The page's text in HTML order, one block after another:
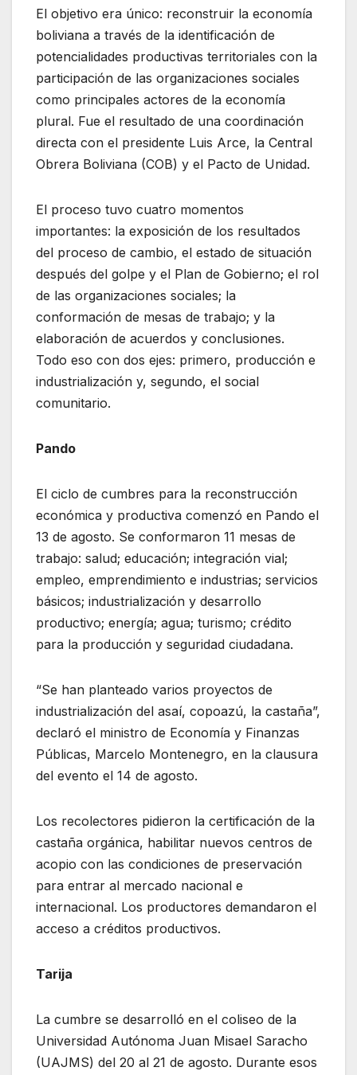
El objetivo era único: reconstruir la economía
boliviana a través de la identificación de
potencialidades productivas territoriales con la
participación de las organizaciones sociales
como principales actores de la economía
plural. Fue el resultado de una coordinación
directa con el presidente Luis Arce, la Central
Obrera Boliviana (COB) y el Pacto de Unidad.
El proceso tuvo cuatro momentos
importantes: la exposición de los resultados
del proceso de cambio, el estado de situación
después del golpe y el Plan de Gobierno; el rol
de las organizaciones sociales; la
conformación de mesas de trabajo; y la
elaboración de acuerdos y conclusiones.
Todo eso con dos ejes: primero, producción e
industrialización y, segundo, el social
comunitario.
Pando
El ciclo de cumbres para la reconstrucción
económica y productiva comenzó en Pando el
13 de agosto. Se conformaron 11 mesas de
trabajo: salud; educación; integración vial;
empleo, emprendimiento e industrias; servicios
básicos; industrialización y desarrollo
productivo; energía; agua; turismo; crédito
para la producción y seguridad ciudadana.
“Se han planteado varios proyectos de
industrialización del asaí, copoazú, la castaña”,
declaró el ministro de Economía y Finanzas
Públicas, Marcelo Montenegro, en la clausura
del evento el 14 de agosto.
Los recolectores pidieron la certificación de la
castaña orgánica, habilitar nuevos centros de
acopio con las condiciones de preservación
para entrar al mercado nacional e
internacional. Los productores demandaron el
acceso a créditos productivos.
Tarija
La cumbre se desarrolló en el coliseo de la
Universidad Autónoma Juan Misael Saracho
(UAJMS) del 20 al 21 de agosto. Durante esos